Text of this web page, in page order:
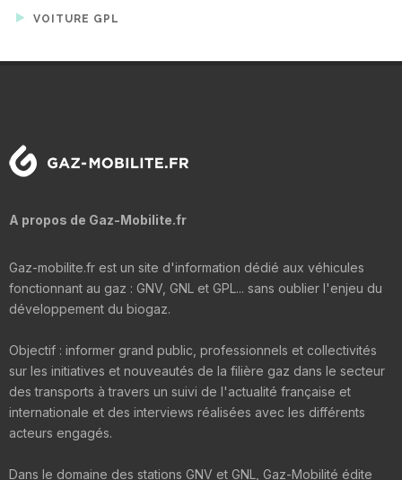
VOITURE GPL
A propos de Gaz-Mobilite.fr
Gaz-mobilite.fr est un site d'information dédié aux véhicules
fonctionnant au gaz : GNV, GNL et GPL... sans oublier l'enjeu du
développement du biogaz.
Objectif : informer grand public, professionnels et collectivités
sur les initiatives et nouveautés de la filière gaz dans le secteur
des transports à travers un suivi de l'actualité française et
internationale et des interviews réalisées avec les différents
acteurs engagés.
Dans le domaine des stations GNV et GNL, Gaz-Mobilité édite